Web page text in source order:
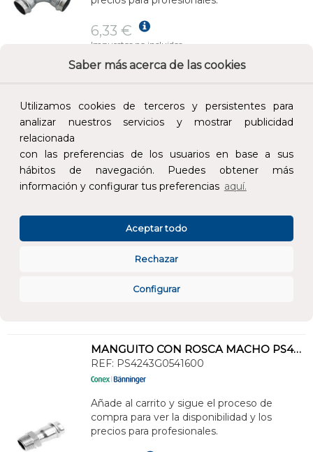
Saber más acerca de las cookies
Utilizamos cookies de terceros y persistentes para
analizar nuestros servicios y mostrar publicidad
relacionada
con las preferencias de los usuarios en base a sus
hábitos de navegación. Puedes obtener más
información y configurar tus preferencias aquí.
Configurar
Rechazar
Aceptar todo
6,33 €
Impuestos no incluidos.
REF: PC4243G0351000
Añade al carrito y sigue el proceso de
precios para profesionales.
21,43 €
Impuestos no incluidos.
MANGUITO CON ROSCA MACHO PS4243G - 54 - 2 - PERFIL B
REF: PS4243G0541600
Añade al carrito y sigue el proceso de
compra para ver la disponibilidad y los
precios para profesionales.